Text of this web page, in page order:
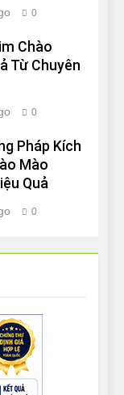
0
Chào
Từ Chuyên
0
Pháp Kích
Mào
Quả
0